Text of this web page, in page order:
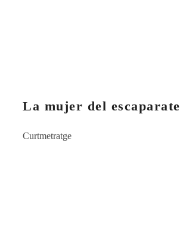
La mujer del escaparate
Curtmetratge